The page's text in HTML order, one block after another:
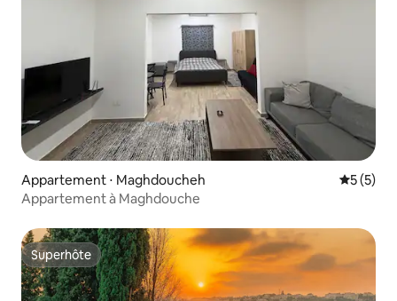
Appartement ⋅ Maghdoucheh
5 (5)
Appartement à Maghdouche
Superhôte
Superhôte